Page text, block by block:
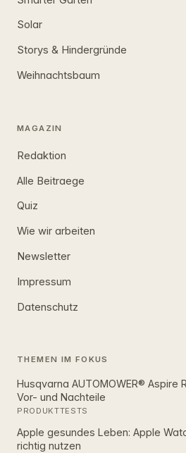
Solar
Storys & Hindergründe
Weihnachtsbaum
MAGAZIN
Redaktion
Alle Beitraege
Quiz
Wie wir arbeiten
Newsletter
Impressum
Datenschutz
THEMEN IM FOKUS
Husqvarna AUTOMOWER® Aspire
Vor- und Nachteile
PRODUKTTESTS
Apple gesundes Leben: Apple
richtig nutzen